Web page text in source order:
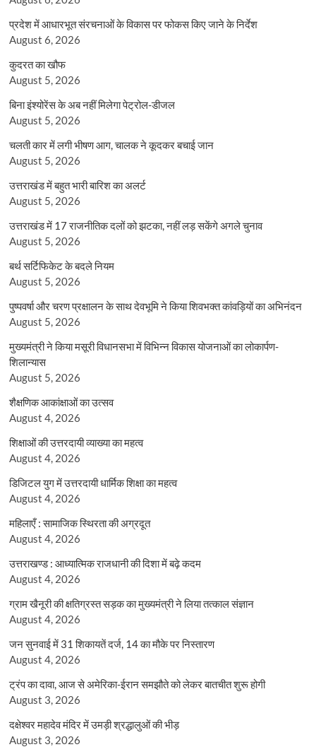
प्रदेश में आधारभूत संरचनाओं के विकास पर फोकस किए जाने के निर्देश
August 6, 2026
कुदरत का खौफ
August 5, 2026
बिना इंश्योरेंस के अब नहीं मिलेगा पेट्रोल-डीजल
August 5, 2026
चलती कार में लगी भीषण आग, चालक ने कूदकर बचाई जान
August 5, 2026
उत्तराखंड में बहुत भारी बारिश का अलर्ट
August 5, 2026
उत्तराखंड में 17 राजनीतिक दलों को झटका, नहीं लड़ सकेंगे अगले चुनाव
August 5, 2026
बर्थ सर्टिफिकेट के बदले नियम
August 5, 2026
पुष्पवर्षा और चरण प्रक्षालन के साथ देवभूमि ने किया शिवभक्त कांवड़ियों का अभिनंदन
August 5, 2026
मुख्यमंत्री ने किया मसूरी विधानसभा में विभिन्न विकास योजनाओं का लोकार्पण-
शिलान्यास
August 5, 2026
शैक्षणिक आकांक्षाओं का उत्सव
August 4, 2026
शिक्षाओं की उत्तरदायी व्याख्या का महत्व
August 4, 2026
डिजिटल युग में उत्तरदायी धार्मिक शिक्षा का महत्व
August 4, 2026
महिलाएँ : सामाजिक स्थिरता की अग्रदूत
August 4, 2026
उत्तराखण्ड : आध्यात्मिक राजधानी की दिशा में बढ़े कदम
August 4, 2026
ग्राम खैनूरी की क्षतिग्रस्त सड़क का मुख्यमंत्री ने लिया तत्काल संज्ञान
August 4, 2026
जन सुनवाई में 31 शिकायतें दर्ज, 14 का मौके पर निस्तारण
August 4, 2026
ट्रंप का दावा, आज से अमेरिका-ईरान समझौते को लेकर बातचीत शुरू होगी
August 3, 2026
दक्षेश्वर महादेव मंदिर में उमड़ी श्रद्धालुओं की भीड़
August 3, 2026